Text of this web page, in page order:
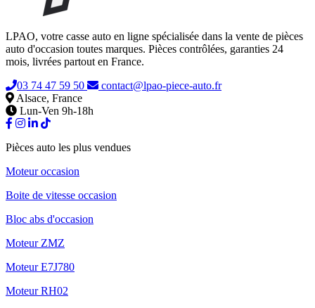
LPAO, votre casse auto en ligne spécialisée dans la vente de pièces
auto d'occasion toutes marques. Pièces contrôlées, garanties 24
mois, livrées partout en France.
03 74 47 59 50
contact@lpao-piece-auto.fr
Alsace, France
Lun-Ven 9h-18h
Pièces auto les plus vendues
Moteur occasion
Boite de vitesse occasion
Bloc abs d'occasion
Moteur ZMZ
Moteur E7J780
Moteur RH02